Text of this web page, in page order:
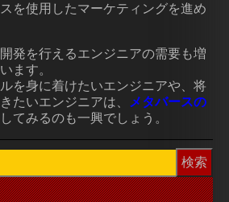
を使用したマーケティングを進め
発を行えるエンジニアの需要も増
ます。
を身に着けたいエンジニアや、将
たいエンジニアは、
メタバースの
てみるのも一興でしょう。